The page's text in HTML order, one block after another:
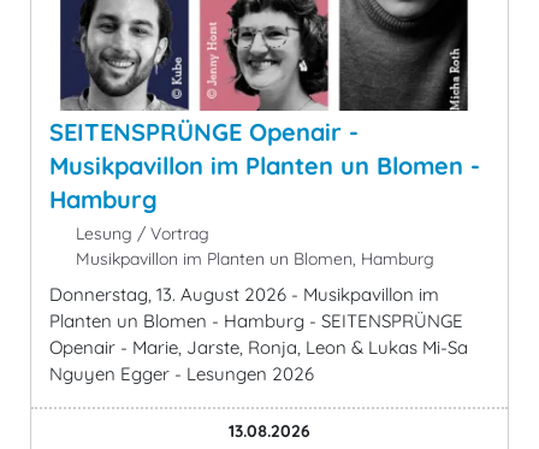
SEITENSPRÜNGE Openair -
Musikpavillon im Planten un Blomen -
Hamburg
Lesung / Vortrag
Musikpavillon im Planten un Blomen, Hamburg
Donnerstag, 13. August 2026 - Musikpavillon im
Planten un Blomen - Hamburg - SEITENSPRÜNGE
Openair - Marie, Jarste, Ronja, Leon & Lukas Mi-Sa
Nguyen Egger - Lesungen 2026
13.08.2026